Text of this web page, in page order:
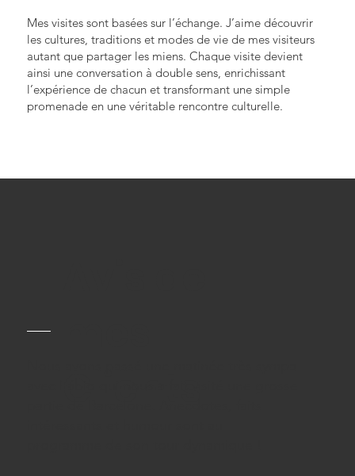
Mes visites sont basées sur l’échange. J’aime découvrir
les cultures, traditions et modes de vie de mes visiteurs
autant que partager les miens. Chaque visite devient
ainsi une conversation à double sens, enrichissant
l’expérience de chacun et transformant une simple
promenade en une véritable rencontre culturelle.